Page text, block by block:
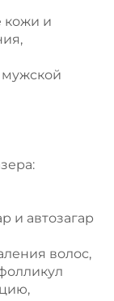
кожи и
мужской
и автозагар
волос,